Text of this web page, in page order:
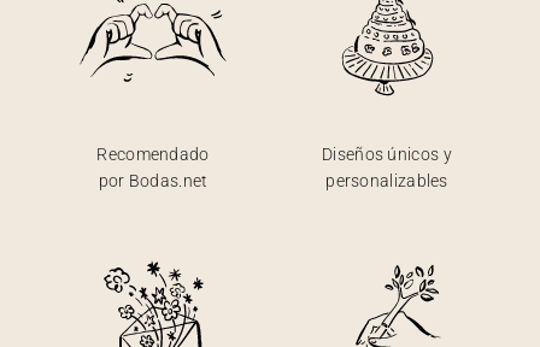
Recomendado
por Bodas.net
Diseños únicos y
personalizables